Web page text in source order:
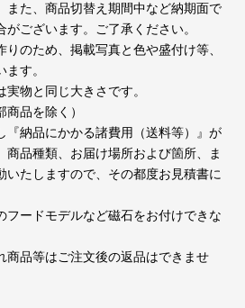
また、商品切替え期間中など納期面で
ございます。ご了承ください。
のため、掲載写真と色や盛付け等、
す。
物と同じ大きさです。
品を除く）
『納品にかかる諸費用（送料等）』が
商品種類、お届け場所および箇所、ま
いたしますので、その都度お見積書に
フードモデルなど磁石をお付けできな
商品等はご注文後の返品はできませ